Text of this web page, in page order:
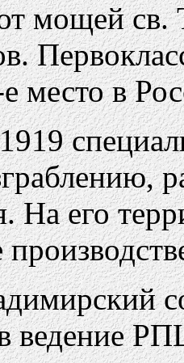
мощей св.
место в
На его
ведение